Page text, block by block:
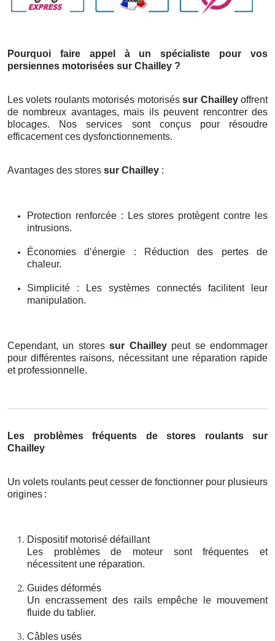
Pourquoi faire appel à un spécialiste pour vos
persiennes motorisées sur Chailley ?
Les volets roulants motorisés motoriséssur Chailleyoffrent
de nombreux avantages, mais ils peuvent rencontrer des
blocages. Nos services sont conçus pour résoudre
efficacement ces dysfonctionnements.
Avantages des stores sur Chailley :
Protection renforcée : Les stores protègent contre les
intrusions.
Économies d’énergie : Réduction des pertes de
chaleur.
Simplicité : Les systèmes connectés facilitent leur
manipulation.
Cependant, un storessur Chailley peut se endommager
pour différentes raisons, nécessitant une réparation rapide
et professionnelle.
Les problèmes fréquents de stores roulants sur
Chailley
Un volets roulants peut cesser de fonctionner pour plusieurs
origines :
Dispositif motorisé défaillant
Les problèmes de moteur sont fréquentes et
nécessitent une réparation.
Guides déformés
Un encrassement des rails empêche le mouvement
fluide du tablier.
Câbles usés